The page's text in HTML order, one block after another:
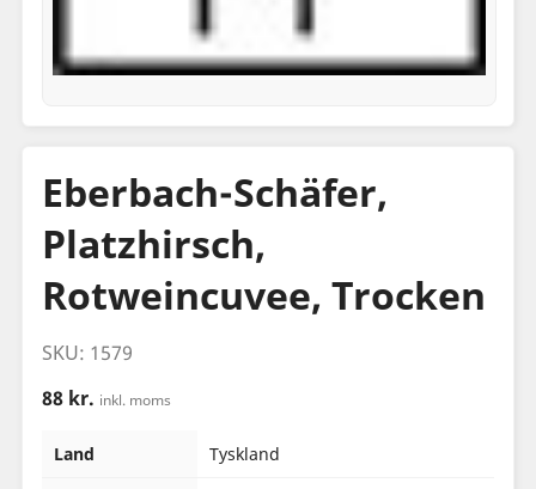
Eberbach-Schäfer,
Platzhirsch,
Rotweincuvee, Trocken
SKU: 1579
88 kr. inkl. moms
Land Tyskland